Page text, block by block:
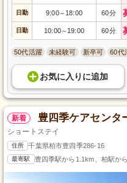
日勤 9:00～ 18:00 60分
日勤 10:00～ 19:00 60分
50代活躍 未経験可 新卒可 60代
お気に入り に追加
新着 豊四季ケアセンタ
ショートステイ
住所 千葉県柏市豊四季286-16
最寄駅 豊四季駅から1.1km、柏駅か